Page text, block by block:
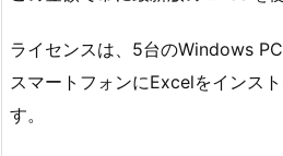
ライセンスは、5台のWindows
スマートフォンにExcelをインス
す。